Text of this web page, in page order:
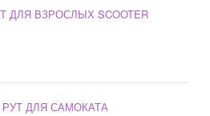
ДЛЯ ВЗРОСЛЫХ SCOOTER
ДЛЯ САМОКАТА